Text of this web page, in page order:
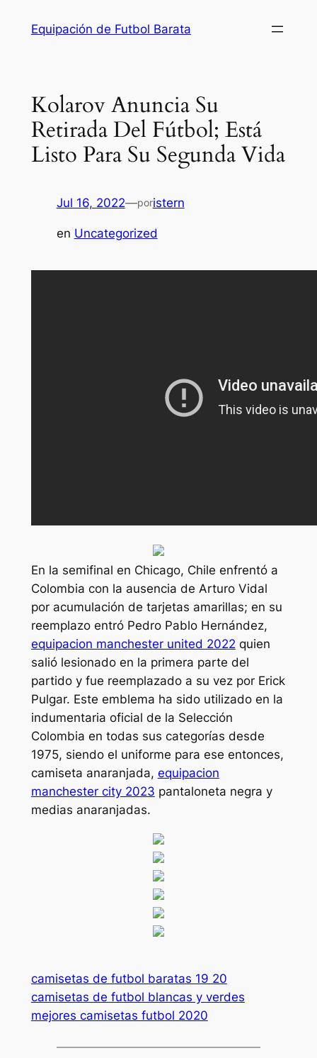
Equipación de Futbol Barata
Kolarov Anuncia Su
Retirada Del Fútbol; Está
Listo Para Su Segunda Vida
Jul 16, 2022—poristern
en Uncategorized
En la semifinal en Chicago, Chile enfrentó a
Colombia con la ausencia de Arturo Vidal
por acumulación de tarjetas amarillas; en su
reemplazo entró Pedro Pablo Hernández,
equipacion manchester united 2022 quien
salió lesionado en la primera parte del
partido y fue reemplazado a su vez por Erick
Pulgar. Este emblema ha sido utilizado en la
indumentaria oficial de la Selección
Colombia en todas sus categorías desde
1975, siendo el uniforme para ese entonces,
camiseta anaranjada, equipacion
manchester city 2023 pantaloneta negra y
medias anaranjadas.
camisetas de futbol baratas 19 20
camisetas de futbol blancas y verdes
mejores camisetas futbol 2020